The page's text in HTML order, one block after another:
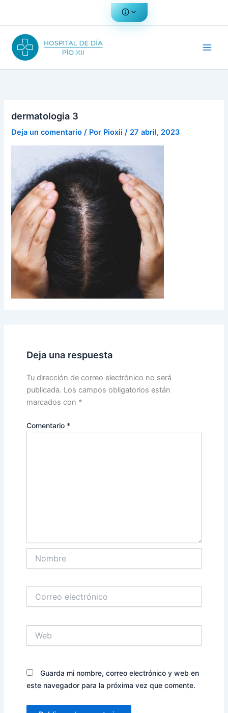
dermatologia 3
Deja un comentario / Por Pioxii/ 27 abril, 2023
Deja una respuesta
Tu dirección de correo electrónico no será
publicada. Los campos obligatorios están
marcados con *
Comentario *
electrónico
Guarda mi nombre, correo electrónico y web en
este navegador para la próxima vez que comente.